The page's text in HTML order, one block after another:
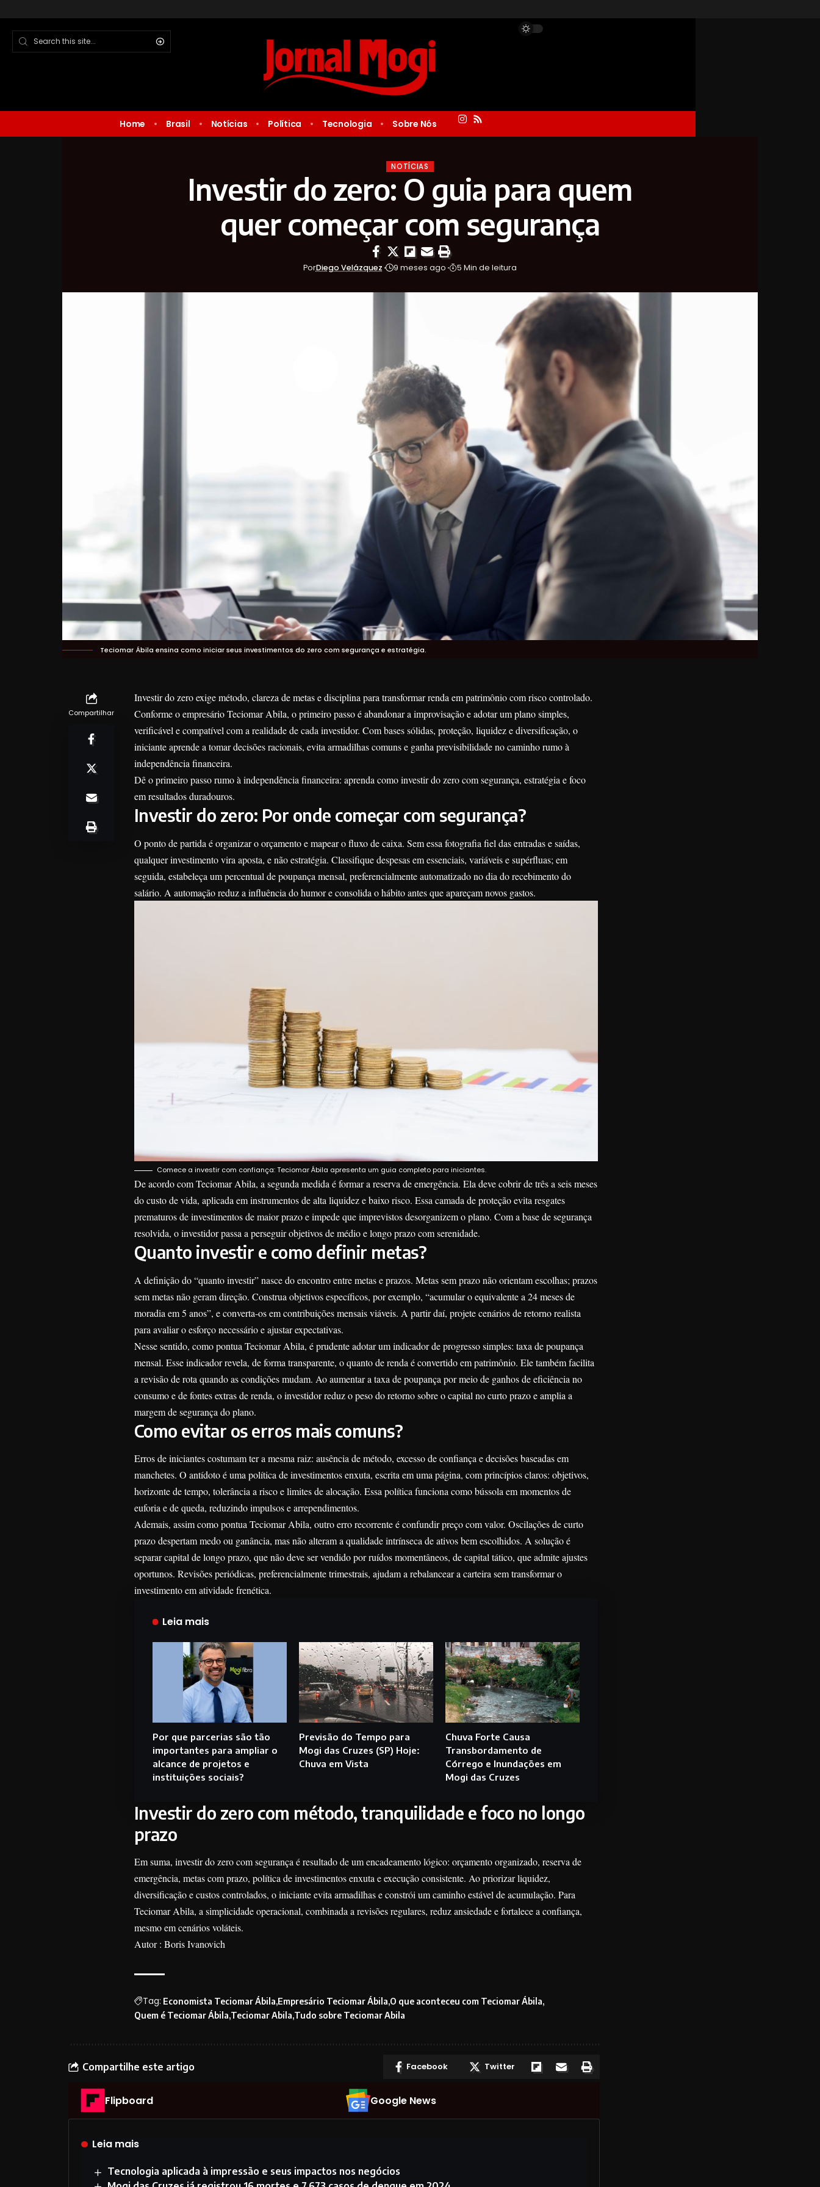
Home Brasil Notícias Política Tecnologia Sobre Nós
NOTÍCIAS
Investir do zero: O guia para quem
quer começar com segurança
PorDiego Velázquez 9 meses ago 5 Min de leitura
Teciomar Ábila ensina como iniciar seus investimentos do zero com segurança e estratégia.
Compartilhar
Investir do zero exige método, clareza de metas e disciplina para transformar renda em patrimônio com risco controlado.
Conforme o empresário Teciomar Abila, o primeiro passo é abandonar a improvisação e adotar um plano simples,
verificável e compatível com a realidade de cada investidor. Com bases sólidas, proteção, liquidez e diversificação, o
iniciante aprende a tomar decisões racionais, evita armadilhas comuns e ganha previsibilidade no caminho rumo à
independência financeira.
Dê o primeiro passo rumo à independência financeira: aprenda como investir do zero com segurança, estratégia e foco
em resultados duradouros.
Investir do zero: Por onde começar com segurança?
O ponto de partida é organizar o orçamento e mapear o fluxo de caixa. Sem essa fotografia fiel das entradas e saídas,
qualquer investimento vira aposta, e não estratégia. Classifique despesas em essenciais, variáveis e supérfluas; em
seguida, estabeleça um percentual de poupança mensal, preferencialmente automatizado no dia do recebimento do
salário. A automação reduz a influência do humor e consolida o hábito antes que apareçam novos gastos.
Comece a investir com confiança: Teciomar Ábila apresenta um guia completo para iniciantes.
De acordo com Teciomar Abila, a segunda medida é formar a reserva de emergência. Ela deve cobrir de três a seis meses
do custo de vida, aplicada em instrumentos de alta liquidez e baixo risco. Essa camada de proteção evita resgates
prematuros de investimentos de maior prazo e impede que imprevistos desorganizem o plano. Com a base de segurança
resolvida, o investidor passa a perseguir objetivos de médio e longo prazo com serenidade.
Quanto investir e como definir metas?
A definição do “quanto investir” nasce do encontro entre metas e prazos. Metas sem prazo não orientam escolhas; prazos
sem metas não geram direção. Construa objetivos específicos, por exemplo, “acumular o equivalente a 24 meses de
moradia em 5 anos”, e converta-os em contribuições mensais viáveis. A partir daí, projete cenários de retorno realista
para avaliar o esforço necessário e ajustar expectativas.
Nesse sentido, como pontua Teciomar Abila, é prudente adotar um indicador de progresso simples: taxa de poupança
mensal. Esse indicador revela, de forma transparente, o quanto de renda é convertido em patrimônio. Ele também facilita
a revisão de rota quando as condições mudam. Ao aumentar a taxa de poupança por meio de ganhos de eficiência no
consumo e de fontes extras de renda, o investidor reduz o peso do retorno sobre o capital no curto prazo e amplia a
margem de segurança do plano.
Como evitar os erros mais comuns?
Erros de iniciantes costumam ter a mesma raiz: ausência de método, excesso de confiança e decisões baseadas em
manchetes. O antídoto é uma política de investimentos enxuta, escrita em uma página, com princípios claros: objetivos,
horizonte de tempo, tolerância a risco e limites de alocação. Essa política funciona como bússola em momentos de
euforia e de queda, reduzindo impulsos e arrependimentos.
Ademais, assim como pontua Teciomar Abila, outro erro recorrente é confundir preço com valor. Oscilações de curto
prazo despertam medo ou ganância, mas não alteram a qualidade intrínseca de ativos bem escolhidos. A solução é
separar capital de longo prazo, que não deve ser vendido por ruídos momentâneos, de capital tático, que admite ajustes
oportunos. Revisões periódicas, preferencialmente trimestrais, ajudam a rebalancear a carteira sem transformar o
investimento em atividade frenética.
Leia mais
Por que parcerias são tão
importantes para ampliar o
alcance de projetos e
instituições sociais?
Previsão do Tempo para
Mogi das Cruzes (SP) Hoje:
Chuva em Vista
Chuva Forte Causa
Transbordamento de
Córrego e Inundações em
Mogi das Cruzes
Investir do zero com método, tranquilidade e foco no longo
prazo
Em suma, investir do zero com segurança é resultado de um encadeamento lógico: orçamento organizado, reserva de
emergência, metas com prazo, política de investimentos enxuta e execução consistente. Ao priorizar liquidez,
diversificação e custos controlados, o iniciante evita armadilhas e constrói um caminho estável de acumulação. Para
Teciomar Abila, a simplicidade operacional, combinada a revisões regulares, reduz ansiedade e fortalece a confiança,
mesmo em cenários voláteis.
Autor : Boris Ivanovich
Tag: Economista Teciomar Ábila Empresário Teciomar Ábila O que aconteceu com Teciomar Ábila
Quem é Teciomar Ábila Teciomar Abila Tudo sobre Teciomar Abila
Compartilhe este artigo Facebook Twitter
Flipboard Google News
Leia mais
Tecnologia aplicada à impressão e seus impactos nos negócios